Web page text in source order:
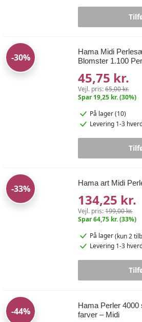
-30%
Hama Midi
Blomster 1.100
45,75 kr.
Vejl. pris:65,00 kr.
Spar 19,25 kr. (30%)
På lager (10)
Levering 1-3
-33%
Hama art Midi
134,25 kr.
Vejl. pris:199,00 kr.
Spar 64,75 kr. (33%)
På lager(kun 2
Levering 1-3
-44%
Hama Perler 4000
farver – Midi